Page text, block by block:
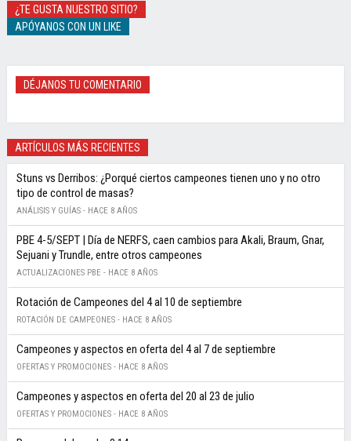
¿TE GUSTA NUESTRO SITIO?
APÓYANOS CON UN LIKE
DÉJANOS TU COMENTARIO
ARTÍCULOS MÁS RECIENTES
Stuns vs Derribos: ¿Porqué ciertos campeones tienen uno y no otro
tipo de control de masas?
ANÁLISIS Y GUÍAS - HACE 8 AÑOS
PBE 4-5/SEPT | Día de NERFS, caen cambios para Akali, Braum, Gnar,
Sejuani y Trundle, entre otros campeones
ACTUALIZACIONES PBE - HACE 8 AÑOS
Rotación de Campeones del 4 al 10 de septiembre
ROTACIÓN DE CAMPEONES - HACE 8 AÑOS
Campeones y aspectos en oferta del 4 al 7 de septiembre
OFERTAS Y PROMOCIONES - HACE 8 AÑOS
Campeones y aspectos en oferta del 20 al 23 de julio
OFERTAS Y PROMOCIONES - HACE 8 AÑOS